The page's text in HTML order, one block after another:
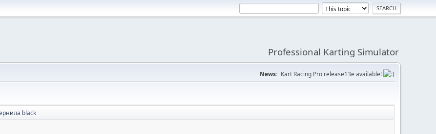
Professional Karting Simulator
News: Kart Racing Pro release13e available!
black